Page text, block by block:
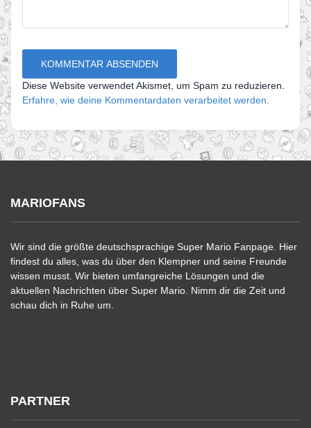
Diese Website verwendet Akismet, um Spam zu reduzieren.
Erfahre, wie deine Kommentardaten verarbeitet werden.
MARIOFANS
Wir sind die größte deutschsprachige Super Mario Fanpage. Hier
findest du alles, was du über den Klempner und seine Freunde
wissen musst. Wir bieten umfangreiche Lösungen und die
aktuellen Nachrichten über Super Mario. Nimm dir die Zeit und
schau dich in Ruhe um.
PARTNER